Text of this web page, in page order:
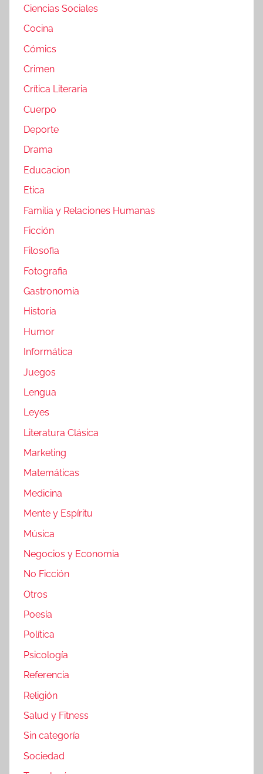
Ciencias Sociales
Cocina
Cómics
Crimen
Crítica Literaria
Cuerpo
Deporte
Drama
Educacion
Etica
Familia y Relaciones Humanas
Ficción
Filosofia
Fotografia
Gastronomia
Historia
Humor
Informática
Juegos
Lengua
Leyes
Literatura Clásica
Marketing
Matemáticas
Medicina
Mente y Espíritu
Música
Negocios y Economia
No Ficción
Otros
Poesía
Política
Psicología
Referencia
Religión
Salud y Fitness
Sin categoría
Sociedad